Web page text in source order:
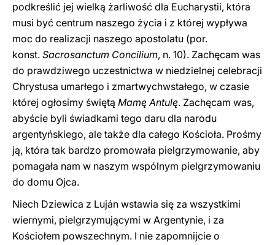
podkreślić jej wielką żarliwość dla Eucharystii, która
musi być centrum naszego życia i z której wypływa
moc do realizacji naszego apostolatu (por.
konst. Sacrosanctum Concilium, n. 10). Zachęcam was
do prawdziwego uczestnictwa w niedzielnej celebracji
Chrystusa umarłego i zmartwychwstałego, w czasie
której ogłosimy świętą Mamę Antulę. Zachęcam was,
abyście byli świadkami tego daru dla narodu
argentyńskiego, ale także dla całego Kościoła. Prośmy
ją, która tak bardzo promowała pielgrzymowanie, aby
pomagała nam w naszym wspólnym pielgrzymowaniu
do domu Ojca.
Niech Dziewica z Luján wstawia się za wszystkimi
wiernymi, pielgrzymującymi w Argentynie, i za
Kościołem powszechnym. I nie zapomnijcie o